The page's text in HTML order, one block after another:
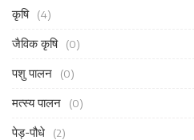
कृषि (4)
जैविक कृषि (0)
पशु पालन (0)
मत्स्य पालन (0)
पेड़-पौधे (2)